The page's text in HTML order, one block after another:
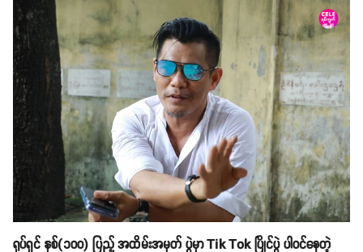
ရုပ်ရှင် နှစ်(၁၀၀) ပြည့် အထိမ်းအမှတ် ပွဲမှာ Tik Tok ပြိုင်ပွဲ ပါဝင်နေတဲ့